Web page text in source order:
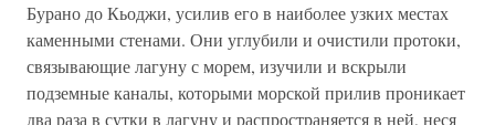
Бурано до Кьоджи, усилив его в наиболее узких местах
каменными стенами. Они углубили и очистили протоки,
связывающие лагуну с морем, изучили и вскрыли
подземные каналы, которыми морской прилив проникает
два раза в сутки в лагуну и распространяется в ней, неся